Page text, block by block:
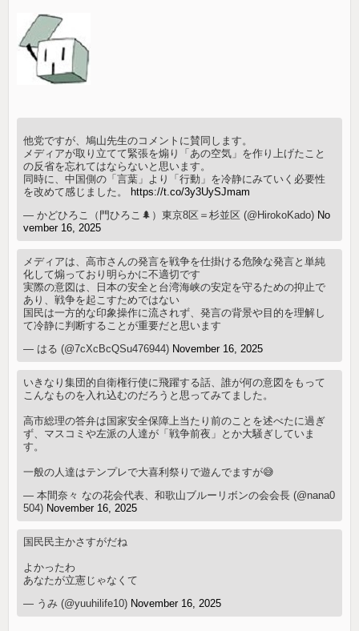
他党ですが、鳩山先生のコメントに賛同します。
メディアが取り立てて緊張を煽り「あの空気」を作り上げたこと
の反省を忘れてはならないと思います。
同時に、中国側の「言葉」より「行動」を冷静にみていく必要性
を改めて感じました。 https://t.co/3y3UySJmam
— かどひろこ（門ひろこ🌲）東京8区＝杉並区 (@HirokoKado) No
vember 16, 2025
メディアは、高市さんの発言を戦争を仕掛ける危険な発言と単純
化して煽っており明らかに不適切です
実際の意図は、日本の安全と台湾海峡の安定を守るための抑止で
あり、戦争を起こすためではない
国民は一方的な印象操作に流されず、発言の背景や目的を理解し
て冷静に判断することが重要だと思います
— はる (@7cXcBcQSu476944) November 16, 2025
いきなり集団的自衛権行使に飛躍する話、誰が何の意図をもって
こんなものを入れ込むのだろうと思ってみてました。
高市総理の答弁は国家安全保障上当たり前のことを述べたに過ぎ
ず、マスコミや左派の人達が「戦争前夜」とか大騒ぎしていま
す。
一般の人達はテンプレで大喜利祭りで遊んでますが😅
— 本間奈々 なの花会代表、和歌山ブルーリボンの会会長 (@nana0
504) November 16, 2025
国民民主かさすがだね
よかったわ
あなたが立憲じゃなくて
— うみ (@yuuhilife10) November 16, 2025